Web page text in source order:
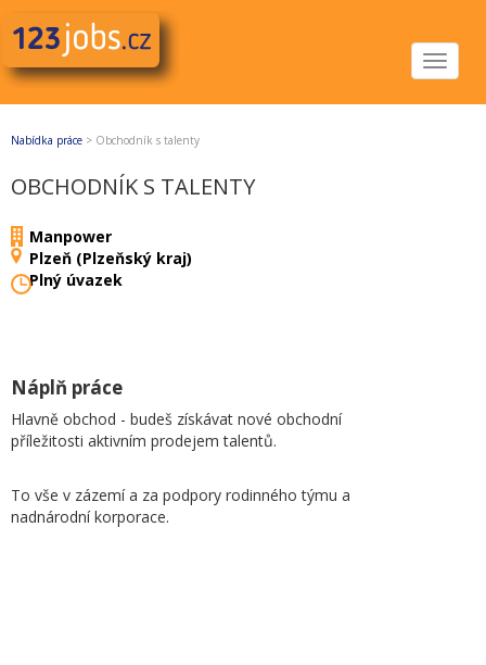
Toggle
Nabídka práce > Obchodník s talenty
OBCHODNÍK S TALENTY
Manpower
Plzeň (Plzeňský kraj)
Plný úvazek
Náplň práce
Hlavně obchod - budeš získávat nové obchodní
příležitosti aktivním prodejem talentů.
To vše v zázemí a za podpory rodinného týmu a
nadnárodní korporace.